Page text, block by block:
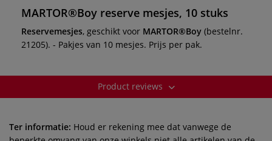
MARTOR®Boy reserve mesjes, 10 stuks
Reservemesjes, geschikt voor MARTOR®Boy (bestelnr.
21205). - Pakjes van 10 mesjes. Prijs per pak.
Product reviews
Ter informatie: Houd er rekening mee dat vanwege de